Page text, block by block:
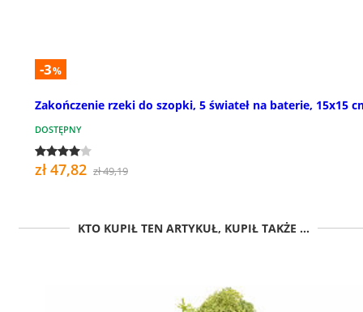
-3%
Zakończenie rzeki do szopki, 5 świateł na baterie, 15x15
DOSTĘPNY
zł 47,82 zł 49,19
KTO KUPIŁ TEN ARTYKUŁ, KUPIŁ TAKŻE ...